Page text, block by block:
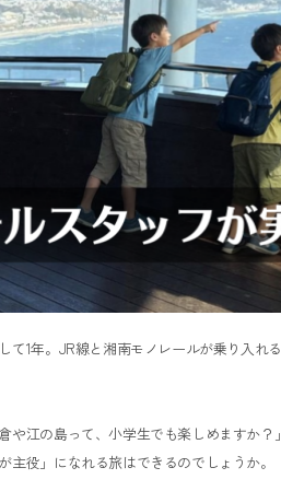
て1年。JR線と湘南モノレールが乗り入
や江の島って、小学生でも楽しめますか
主役」になれる旅はできるのでしょうか。